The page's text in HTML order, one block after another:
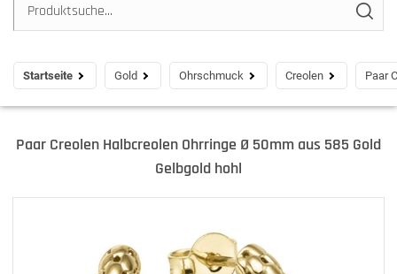
Startseite Gold Ohrschmuck Creolen Paar
Paar Creolen Halbcreolen Ohrringe Ø 50mm aus 585 Gold
Gelbgold hohl